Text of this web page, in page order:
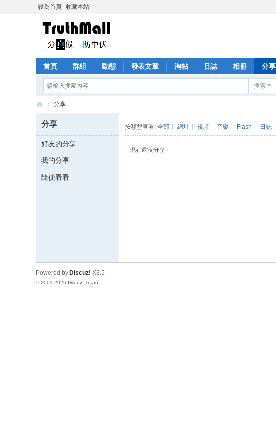
設為首頁 收藏本站
首頁 群組 動態 發表文章 淘帖 日誌 相冊 分享
搜索
h
M
all
› 分享
分享
好友的分享
我的分享
隨便看看
按類型查看: 全部 網址 視頻 音樂 Flash 日誌
現在還沒分享
Powered by Discuz! X3.5
© 2001-2026 Discuz! Team